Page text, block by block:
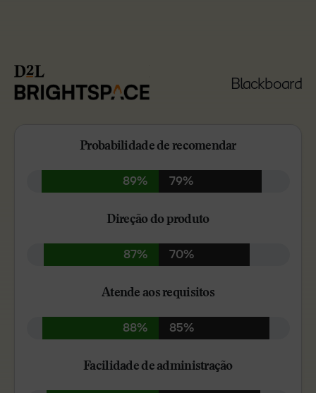
Blackboard
Probabilidade de recomendar
89% 79%
Direção do produto
87% 70%
Atende aos requisitos
88% 85%
Facilidade de administração